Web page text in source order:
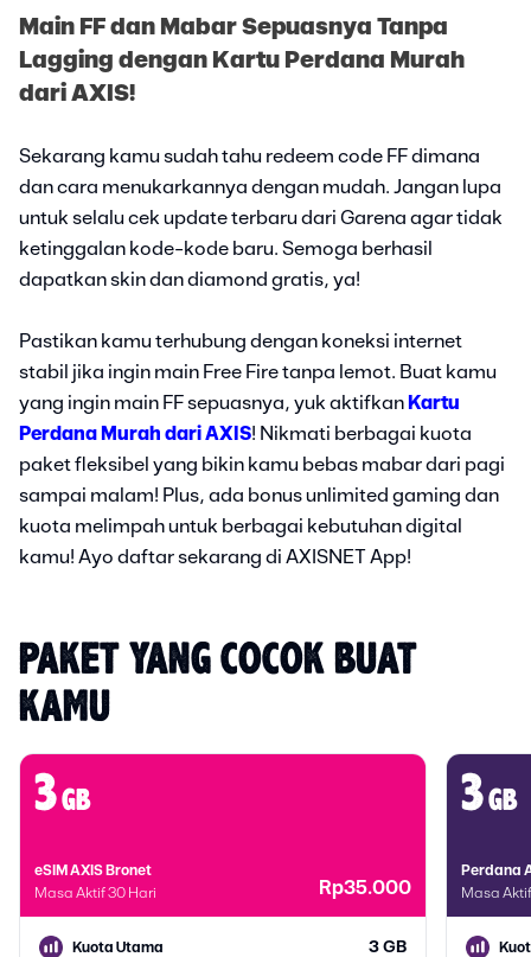
Main FF dan Mabar Sepuasnya Tanpa
Lagging dengan Kartu Perdana Murah
dari AXIS!
Sekarang kamu sudah tahu redeem code FF dimana
dan cara menukarkannya dengan mudah. Jangan lupa
untuk selalu cek update terbaru dari Garena agar tidak
ketinggalan kode-kode baru. Semoga berhasil
dapatkan skin dan diamond gratis, ya!
Pastikan kamu terhubung dengan koneksi internet
stabil jika ingin main Free Fire tanpa lemot. Buat kamu
yang ingin main FF sepuasnya, yuk aktifkan Kartu
Perdana Murah dari AXIS! Nikmati berbagai kuota
paket fleksibel yang bikin kamu bebas mabar dari pagi
sampai malam! Plus, ada bonus unlimited gaming dan
kuota melimpah untuk berbagai kebutuhan digital
kamu! Ayo daftar sekarang di AXISNET App!
PAKET YANG COCOK BUAT
KAMU
3gb
eSIM AXIS Bronet
Masa Aktif 30 Hari
Rp35.000
Kuota Utama 3 GB
3gb
Perdana
Masa